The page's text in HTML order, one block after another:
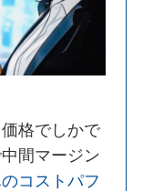
格でしかで
間マージン
コストパフ